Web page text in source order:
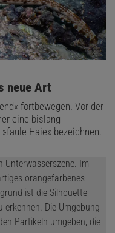
neue Art
fortbewegen. Vor der
eine bislang
Haie« bezeichnen.